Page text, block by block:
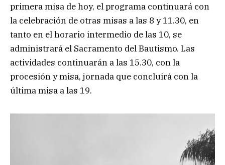
primera misa de hoy, el programa continuará con
la celebración de otras misas a las 8 y 11.30, en
tanto en el horario intermedio de las 10, se
administrará el Sacramento del Bautismo. Las
actividades continuarán a las 15.30, con la
procesión y misa, jornada que concluirá con la
última misa a las 19.